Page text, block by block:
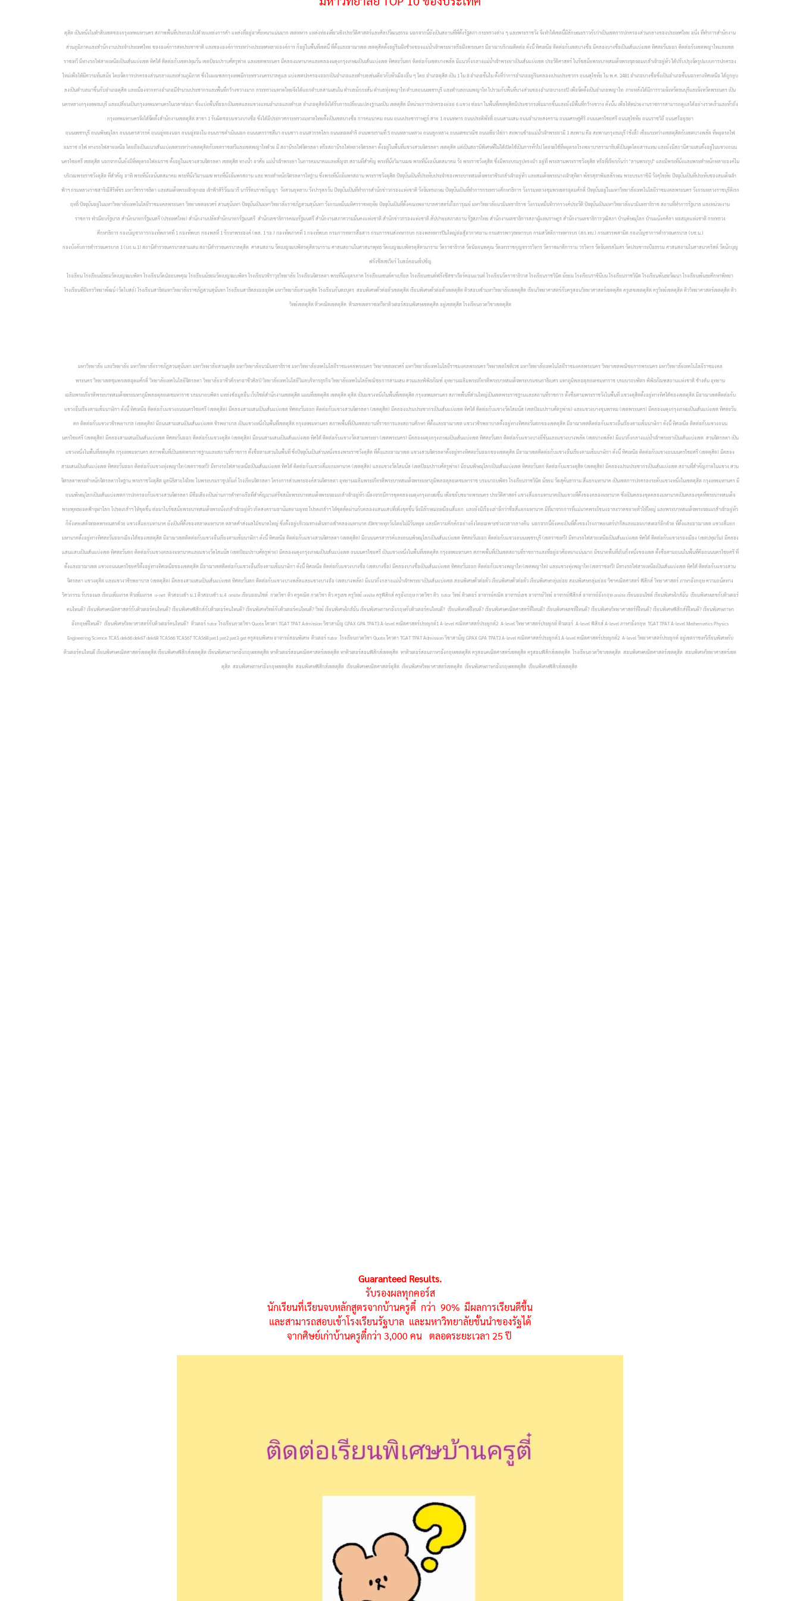
ดุสิต เป็นหนึ่งในห้าสิบเขตของกรุงเทพมหานคร สภาพพื้นที่ประกอบไปด้วยแหล่งการค้า แหล่งที่อยู่อาศัยหนาแน่นมาก เขตทหาร แหล่งท่องเที่ยวเชิงประวัติศาสตร์และศิลปวัฒนธรรม นอกจากนี้ยังเป็นสถานที่ที่ตั้งรัฐสภา กระทรวงต่าง ๆ และพระราชวัง จึงทำให้เขตนี้มีลักษณะราวกับว่าเป็นเขตการปกครองส่วนกลางของประเทศไทย อนึ่ง ที่ทำการสำนักงาน
ส่วนภูมิภาคและสำนักงานประจำประเทศไทย ขององค์การสหประชาชาติ และขององค์การระหว่างประเทศหลายองค์การ ก็อยู่ในพื้นที่เขตนี้ ที่ตั้งและอาณาเขต เขตดุสิตตั้งอยู่ริมฝั่งซ้ายของแม่น้ำเจ้าพระยาหรือฝั่งพระนคร มีอาณาบริเวณติดต่อ ดังนี้ ทิศเหนือ ติดต่อกับเขตบางซื่อ มีคลองบางซื่อเป็นเส้นแบ่งเขต ทิศตะวันออก ติดต่อกับเขตพญาไทและเขต
ราชเทวี มีทางรถไฟสายเหนือเป็นเส้นแบ่งเขต ทิศใต้ ติดต่อกับเขตปทุมวัน เขตป้อมปราบศัตรูพ่าย และเขตพระนคร มีคลองมหานาคและคลองผดุงกรุงเกษมเป็นเส้นแบ่งเขต ทิศตะวันตก ติดต่อกับเขตบางพลัด มีแนวกึ่งกลางแม่น้ำเจ้าพระยาเป็นเส้นแบ่งเขต ประวัติศาสตร์ ในรัชสมัยพระบาทสมเด็จพระจุลจอมเกล้าเจ้าอยู่หัว ได้ปรับปรุงจัดรูปแบบการปกครอง
ใหม่เพื่อให้มีความทันสมัย โดยจัดการปกครองส่วนกลางและส่วนภูมิภาค ซึ่งในมณฑลกรุงเทพมีกระทรวงนครบาลดูแล แบ่งเขตปกครองออกเป็นอำเภอและตำบลเช่นเดียวกับหัวเมืองอื่น ๆ โดย อำเภอดุสิต เป็น 1 ใน 8 อำเภอชั้นใน ตั้งที่ว่าการอำเภออยู่ริมคลองเปรมประชากร ถนนสุโขทัย ใน พ.ศ. 2481 อำเภอบางซื่อซึ่งเป็นอำเภอชั้นนอกทางทิศเหนือ ได้ถูกยุบ
ลงเป็นตำบลมาขึ้นกับอำเภอดุสิต และเนื่องจากทางอำเภอมีจำนวนประชากรและพื้นที่กว้างขวางมาก กระทรวงมหาดไทยจึงได้แยกตำบลสามเสนใน ตำบลมักกะสัน ตำบลทุ่งพญาไท ตำบลถนนเพชรบุรี และตำบลถนนพญาไท ไปรวมกับพื้นที่บางส่วนของอำเภอบางกะปิ เพื่อจัดตั้งเป็นอำเภอพญาไท ภายหลังได้มีการรวมจังหวัดธนบุรีและจังหวัดพระนคร เป็น
นครหลวงกรุงเทพธนบุรี และเปลี่ยนเป็นกรุงเทพมหานครในเวลาต่อมา ซึ่งแบ่งพื้นที่ออกเป็นเขตและแขวงแทนอำเภอและตำบล อำเภอดุสิตจึงได้รับการเปลี่ยนแปลงฐานะเป็น เขตดุสิต มีหน่วยการปกครองย่อย 6 แขวง ต่อมา ในพื้นที่เขตดุสิตมีประชากรเพิ่มมากขึ้นและยังมีพื้นที่กว้างขวาง ดังนั้น เพื่อให้หน่วยงานราชการสามารถดูแลได้อย่างรวดเร็วและทั่วถึง
กรุงเทพมหานครจึงได้จัดตั้งสำนักงานเขตดุสิต สาขา 1 รับผิดชอบแขวงบางซื่อ ซึ่งได้มีประกาศกระทรวงมหาดไทยตั้งเป็นเขตบางซื่อ การคมนาคม ถนน ถนนประชาราษฎร์ สาย 1 ถนนทหาร ถนนประดิพัทธิ์ ถนนสามเสน ถนนอำนวยสงคราม ถนนเศรษฐศิริ ถนนนครไชยศรี ถนนสุโขทัย ถนนราชวิถี ถนนศรีอยุธยา
ถนนเพชรบุรี ถนนพิษณุโลก ถนนนครสวรรค์ ถนนอู่ทองนอก ถนนอู่ทองใน ถนนราชดำเนินนอก ถนนนครราชสีมา ถนนขาว ถนนสวรรคโลก ถนนเทอดดำริ ถนนพระรามที่ 5 ถนนหลานหลวง ถนนลูกหลวง ถนนเตชะวณิช ถนนเขียวไข่กา สะพานข้ามแม่น้ำเจ้าพระยามี 1 สะพาน คือ สะพานกรุงธนบุรี (ซังฮี้) เชื่อมระหว่างเขตดุสิตกับเขตบางพลัด ที่หยุดรถไฟ
ยมราช ถไฟ ทางรถไฟสายเหนือ โดยถือเป็นแนวเส้นแบ่งเขตระหว่างเขตดุสิตกับเขตราชเทวีและเขตพญาไทด้วย มี สถานีรถไฟจิตรลดา หรือสถานีรถไฟหลวงจิตรลดา ตั้งอยู่ในพื้นที่แขวงสวนจิตรลดา เขตดุสิต แต่เป็นสถานีพิเศษที่ไม่ได้เปิดใช้เป็นการทั่วไป โดยจะใช้ที่หยุดรถโรงพยาบาลรามาธิบดีเป็นจุดโดยสารแทน และยังมีสถานีสามเสนตั้งอยู่ในแขวงถนน
นครไชยศรี เขตดุสิต นอกจากนั้นยังมีที่หยุดรถไฟยมราช ตั้งอยู่ในแขวงสวนจิตรลดา เขตดุสิต ทางน้ำ อาศัย แม่น้ำเจ้าพระยา ในการคมนาคมและสัญจร สถานที่สำคัญ พระที่นั่งวิมานเมฆ พระที่นั่งอนันตสมาคม วัง พระราชวังดุสิต ซึ่งมีพระบรมรูปทรงม้า อยู่ที่ พระลานพระราชวังดุสิต หรือที่เรียกกันว่า "ลานพระรูป" และมีพระที่นั่งและพระตำหนักหลายองค์ใน
บริเวณพระราชวังดุสิต ที่สำคัญ อาทิ พระที่นั่งอนันตสมาคม พระที่นั่งวิมานเมฆ พระที่นั่งอัมพรสถาน และ พระตำหนักจิตรลดารโหฐาน ซึ่งพระที่นั่งอัมพรสถาน พระราชวังดุสิต ปัจจุบันเป็นที่ประทับประจำของพระบาทสมเด็จพระวชิรเกล้าเจ้าอยู่หัว และสมเด็จพระนางเจ้าสุทิดา พัชรสุธาพิมลลักษณ พระบรมราชินี วังศุโขทัย ปัจจุบันเป็นที่ประทับของสมเด็จเจ้า
ฟ้าฯ กรมหลวงราชสาริณีสิริพัชร มหาวัชรราชธิดา และสมเด็จพระเจ้าลูกเธอ เจ้าฟ้าสิริวัณณวรี นารีรัตนราชกัญญา วังสวนกุหลาบ วังปารุสกวัน ปัจจุบันเป็นที่ทำการสำนักข่าวกรองแห่งชาติ วังจันทรเกษม ปัจจุบันเป็นที่ทำการกระทรวงศึกษาธิการ วังกรมหลวงชุมพรเขตรอุดมศักดิ์ ปัจจุบันอยู่ในมหาวิทยาลัยเทคโนโลยีราชมงคลพระนคร วังกรมหลวงราชบุรีดิเรก
ฤทธิ์ ปัจจุบันอยู่ในมหาวิทยาลัยเทคโนโลยีราชมงคลพระนคร วิทยาเขตเทเวศร์ สวนสุนันทา ปัจจุบันเป็นมหาวิทยาลัยราชภัฏสวนสุนันทา วังกรมหมื่นมหิศรราชหฤทัย ปัจจุบันเป็นที่ตั้งคณะพยาบาลศาสตร์เกื้อการุณย์ มหาวิทยาลัยนวมินทราธิราช วังกรมหมื่นทิวากรวงศ์ประวัติ ปัจจุบันเป็นมหาวิทยาลัยนวมินทราธิราชสถานที่ทำการรัฐบาล และหน่วยงาน
ราชการ ทำเนียบรัฐบาล สำนักนายกรัฐมนตรี (ประเทศไทย) สำนักงานปลัดสำนักนายกรัฐมนตรี สำนักเลขาธิการคณะรัฐมนตรีสำนักงานสภาความมั่นคงแห่งชาติสำนักข่าวกรองแห่งชาติสัปปายะสภาสถานรัฐสภาไทย สำนักงานเลขาธิการสภาผู้แทนราษฎร สำนักงานเลขาธิการวุฒิสภาบ้านพิษณุโลก บ้านมนังคศิลาหอสมุดแห่งชาติกระทรวง
ศึกษาธิการ กองบัญชาการกองทัพภาคที่ 1 กองทัพบก กองพลที่ 1 รักษาพระองค์ (พล. 1 รอ.) กองทัพภาคที่ 1 กองทัพบก กรมการทหารสื่อสาร กรมการขนส่งทหารบก กองพลทหารปืนใหญ่ต่อสู้อากาศยานกรมสรรพาวุธทหารบก กรมสวัสดิการทหารบก (สก.ทบ.) กรมสรรพสามิตกองบัญชาการตำรวจนครบาล (บช.น.)
กองบังคับการตำรวจนครบาล 1 (บก.น.1) สถานีตำรวจนครบาลสามเสนสถานีตำรวจนครบาลดุสิต ศาสนสถานวัดเบญจมบพิตรดุสิตวนารามศาสนสถานในศาสนาพุทธวัดเบญจมบพิตรดุสิตวนารามวัดราชาธิวาส วัดน้อยนพคุณ วัดเทวราชกุญชรวรวิหาร วัดราชผาติการาม วรวิหาร วัดจันทรสโมสร วัดประชาระบือธรรมศาสนสถานในศาสนาคริสต์วัดนักบุญ
ฟรังซีสเซเวียร์ โบสถ์คอนเซ็ปชัญ
โรงเรียน โรงเรียนมัธยมวัดเบญจมบพิตร โรงเรียนวัดน้อยนพคุณ โรงเรียนมัธยมวัดเบญจมบพิตร โรงเรียนวชิราวุธวิทยาลัย โรงเรียนจิตรลดา พระที่นั่งอุดรภาค โรงเรียนเซนต์คาเบรียล โรงเรียนเซนต์ฟรังซีสซาเวียร์คอนแวนต์ โรงเรียนวัดราชาธิวาส โรงเรียนราชวินิต มัธยม โรงเรียนราชินีบน โรงเรียนราชวินิต โรงเรียนพันธะวัฒนา โรงเรียนพันธะศึกษาพิทยา
โรงเรียนทีปังกรวิทยาพัฒน์ (วัดโบสถ์) โรงเรียนสาธิตมหาวิทยาลัยราชภัฏสวนสุนันทา โรงเรียนสาธิตละอออุทิศ มหาวิทยาลัยสวนดุสิต โรงเรียนกันตะบุตร สอนพิเศษตัวต่อตัวเขตดุสิต เรียนพิเศษตัวต่อตัวเขตดุสิต ติวสอบเข้ามหาวิทยาลัยเขตดุสิต เรียนวิทยาศาสตร์กับครูสอนวิทยาศาสตร์เขตดุสิต ครูเลขเขตดุสิต ครูวิทย์เขตดุสิต ติววิทยาศาสตร์เขตดุสิต ติว
วิทย์เขตดุสิต ติวคณิตเขตดุสิต ติวเลขเขตราชเทวีหาติวเตอร์สอนพิเศษเขตดุสิต อยู่เขตดุสิต โรงเรียนกวดวิชาเขตดุสิต
มหาวิทยาลัย และวิทยาลัย มหาวิทยาลัยราชภัฏสวนสุนันทา มหาวิทยาลัยสวนดุสิต มหาวิทยาลัยนวมินทราธิราช มหาวิทยาลัยเทคโนโลยีราชมงคลพระนคร วิทยาเขตเทเวศร์ มหาวิทยาลัยเทคโนโลยีราชมงคลพระนคร วิทยาเขตโชติเวช มหาวิทยาลัยเทคโนโลยีราชมงคลพระนคร วิทยาเขตพณิชยการพระนคร มหาวิทยาลัยเทคโนโลยีราชมงคล
พระนคร วิทยาเขตชุมพรเขตอุดมศักดิ์ วิทยาลัยเทคโนโลยีจิตรลดา วิทยาลัยอาชีวศึกษาอาชีวศิลป์ วิทยาลัยเทคโนโลยีวิมลบริหารธุรกิจ วิทยาลัยเทคโนโลยีพณิชยการสามเสนสวนและพิพิธภัณฑ์ อุทยานเฉลิมพระเกียรติพระบาทสมเด็จพระบรมชนกาธิเบศร มหาภูมิพลอดุลยเดชมหาราช บรมนาถบพิตร พิพิธภัณฑสถานแห่งชาติ ช้างต้น อุทยาน
เฉลิมพระเกียรติพระบาทสมเด็จพระมหาภูมิพลอดุลยเดชมหาราช บรมนาถบพิตร แหล่งข้อมูลอื่น เว็บไซต์สำนักงานเขตดุสิต แผนที่เขตดุสิต เขตดุสิตดุสิต เป็นแขวงหนึ่งในพื้นที่เขตดุสิต กรุงเทพมหานคร สภาพพื้นที่ส่วนใหญ่เป็นเขตพระราชฐานและสถานที่ราชการ ตั้งชื่อตามพระราชวังในพื้นที่ แขวงดุสิตตั้งอยู่ทางทิศใต้ของเขตดุสิต มีอาณาเขตติดต่อกับ
แขวงอื่นเรียงตามเข็มนาฬิกา ดังนี้ ทิศเหนือ ติดต่อกับแขวงถนนนครไชยศรี (เขตดุสิต) มีคลองสามเสนเป็นเส้นแบ่งเขต ทิศตะวันออก ติดต่อกับแขวงสวนจิตรลดา (เขตดุสิต) มีคลองเปรมประชากรเป็นเส้นแบ่งเขต ทิศใต้ ติดต่อกับแขวงวัดโสมนัส (เขตป้อมปราบศัตรูพ่าย) และแขวงบางขุนพรหม (เขตพระนคร) มีคลองผดุงกรุงเกษมเป็นเส้นแบ่งเขต ทิศตะวัน
ตก ติดต่อกับแขวงวชิรพยาบาล (เขตดุสิต) มีถนนสามเสนเป็นเส้นแบ่งเขตชิรพยาบาล เป็นแขวงหนึ่งในพื้นที่เขตดุสิต กรุงเทพมหานคร สภาพพื้นที่เป็นเขตสถานที่ราชการและสถานศึกษา ที่ตั้งและอาณาเขต แขวงวชิรพยาบาลตั้งอยู่ทางทิศตะวันตกของเขตดุสิต มีอาณาเขตติดต่อกับแขวงอื่นเรียงตามเข็มนาฬิกา ดังนี้ ทิศเหนือ ติดต่อกับแขวงถนน
นครไชยศรี (เขตดุสิต) มีคลองสามเสนเป็นเส้นแบ่งเขต ทิศตะวันออก ติดต่อกับแขวงดุสิต (เขตดุสิต) มีถนนสามเสนเป็นเส้นแบ่งเขต ทิศใต้ ติดต่อกับแขวงวัดสามพระยา (เขตพระนคร) มีคลองผดุงกรุงเกษมเป็นเส้นแบ่งเขต ทิศตะวันตก ติดต่อกับแขวงบางยี่ขันและแขวงบางพลัด (เขตบางพลัด) มีแนวกึ่งกลางแม่น้ำเจ้าพระยาเป็นเส้นแบ่งเขต สวนจิตรลดา เป็น
แขวงหนึ่งในพื้นที่เขตดุสิต กรุงเทพมหานคร สภาพพื้นที่เป็นเขตพระราชฐานและสถานที่ราชการ ตั้งชื่อตามสวนในพื้นที่ ซึ่งปัจจุบันเป็นส่วนหนึ่งของพระราชวังดุสิตที่ตั้งและอาณาเขตแขวงสวนจิตรลดาตั้งอยู่ทางทิศตะวันออกของเขตดุสิต มีอาณาเขตติดต่อกับแขวงอื่นเรียงตามเข็มนาฬิกา ดังนี้ทิศเหนือ ติดต่อกับแขวงถนนนครไชยศรี (เขตดุสิต) มีคลอง
สามเสนเป็นเส้นแบ่งเขตทิศตะวันออก ติดต่อกับแขวงทุ่งพญาไท (เขตราชเทวี) มีทางรถไฟสายเหนือเป็นเส้นแบ่งเขตทิศใต้ ติดต่อกับแขวงสี่แยกมหานาค (เขตดุสิต) และแขวงวัดโสมนัส (เขตป้อมปราบศัตรูพ่าย) มีถนนพิษณุโลกเป็นเส้นแบ่งเขตทิศตะวันตก ติดต่อกับแขวงดุสิต (เขตดุสิต) มีคลองเปรมประชากรเป็นเส้นแบ่งเขตสถานที่สำคัญภายในแขวง สวน
จิตรลดาพระตำหนักจิตรลดารโหฐาน พระราชวังดุสิตมูลนิธิสายใจไทย ในพระบรมราชูปถัมภ์โรงเรียนจิตรลดาโครงการส่วนพระองค์สวนจิตรลดาอุทยานเฉลิมพระเกียรติพระบาทสมเด็จพระมหาภูมิพลอดุลยเดชมหาราช บรมนาถบพิตร โรงเรียนราชวินิต มัธยมวัดสุคันธารามสี่แยกมหานาค เป็นเขตการปกครองระดับแขวงหนึ่งในเขตดุสิต กรุงเทพมหานคร มี
ถนนพิษณุโลกเป็นเส้นแบ่งเขตการปกครองกับแขวงสวนจิตรลดา มีชื่อเสียงเป็นย่านการค้าทางเรือที่สำคัญมาแต่รัชสมัยพระบาทสมเด็จพระจอมเกล้าเจ้าอยู่หัว เนื่องจากมีการขุดคลองผดุงกรุงเกษมขึ้น เพื่อขยับขยายพระนคร ประวัติศาสตร์ แขวงสี่แยกมหานาคเป็นแขวงที่ตั้งของคลองมหานาค ซึ่งเป็นคลองขุดคลองมหานาคเป็นคลองขุดที่พระบาทสมเด็จ
พระพุทธยอดฟ้าจุฬาโลก โปรดเกล้าฯ ให้ขุดขึ้น ต่อมาในรัชสมัยพระบาทสมเด็จพระนั่งเกล้าเจ้าอยู่หัว เกิดสงครามอานัมสยามยุทธ โปรดเกล้าฯ ให้ขุดตัดผ่านกับคลองแสนแสบที่เพิ่งขุดขึ้น จึงมีลักษณะเหมือนสี่แยก และยังมีเรื่องเล่าอีกว่าชื่อสี่แยกมหานาค มีที่มาจากการที่แม่นาคพระโขนงอาละวาดขยายตัวให้ใหญ่ และพระบาทสมเด็จพระจอมเกล้าเจ้าอยู่หัว
ก็ยังเคยเสด็จทอดพระเนตรด้วย แขวงสี่แยกมหานาค ยังเป็นที่ตั้งของตลาดมหานาค ตลาดค้าส่งผลไม้ขนาดใหญ่ ซึ่งตั้งอยู่บริเวณทางเดินทางเข้าคลองมหานาค เปิดขายทุกวันโดยไม่มีวันหยุด และมีความคึกคักอย่างยิ่งโดยเฉพาะช่วงเวลากลางคืน นอกจากนี้ยังเคยเป็นที่ตั้งของโรงภาพยนตร์ปารีสและแอมบาสเดอร์อีกด้วย ที่ตั้งและอาณาเขต แขวงสี่แยก
มหานาคตั้งอยู่ทางทิศตะวันออกเฉียงใต้ของเขตดุสิต มีอาณาเขตติดต่อกับแขวงอื่นเรียงตามเข็มนาฬิกา ดังนี้ ทิศเหนือ ติดต่อกับแขวงสวนจิตรลดา (เขตดุสิต) มีถนนนครสวรรค์และถนนพิษณุโลกเป็นเส้นแบ่งเขต ทิศตะวันออก ติดต่อกับแขวงถนนเพชรบุรี (เขตราชเทวี) มีทางรถไฟสายเหนือเป็นเส้นแบ่งเขต ทิศใต้ ติดต่อกับแขวงรองเมือง (เขตปทุมวัน) มีคลอง
แสนแสบเป็นเส้นแบ่งเขต ทิศตะวันตก ติดต่อกับแขวงคลองมหานาคและแขวงวัดโสมนัส (เขตป้อมปราบศัตรูพ่าย) มีคลองผดุงกรุงเกษมเป็นเส้นแบ่งเขตถนนนครไชยศรี เป็นแขวงหนึ่งในพื้นที่เขตดุสิต กรุงเทพมหานคร สภาพพื้นที่เป็นเขตสถานที่ราชการและที่อยู่อาศัยหนาแน่นมาก มีขนาดพื้นที่เกินกึ่งหนึ่งของเขต ตั้งชื่อตามถนนในพื้นที่คือถนนนครไชยศรี ที่
ตั้งและอาณาเขต แขวงถนนนครไชยศรีตั้งอยู่ทางทิศเหนือของเขตดุสิต มีอาณาเขตติดต่อกับแขวงอื่นเรียงตามเข็มนาฬิกา ดังนี้ ทิศเหนือ ติดต่อกับแขวงบางซื่อ (เขตบางซื่อ) มีคลองบางซื่อเป็นเส้นแบ่งเขต ทิศตะวันออก ติดต่อกับแขวงพญาไท (เขตพญาไท) และแขวงทุ่งพญาไท (เขตราชเทวี) มีทางรถไฟสายเหนือเป็นเส้นแบ่งเขต ทิศใต้ ติดต่อกับแขวงสวน
จิตรลดา แขวงดุสิต และแขวงวชิรพยาบาล (เขตดุสิต) มีคลองสามเสนเป็นเส้นแบ่งเขต ทิศตะวันตก ติดต่อกับแขวงบางพลัดและแขวงบางอ้อ (เขตบางพลัด) มีแนวกึ่งกลางแม่น้ำเจ้าพระยาเป็นเส้นแบ่งเขตสอนพิเศษตัวต่อตัว เรียนพิเศษตัวต่อตัว เรียนพิเศษกลุ่มย่อย สอนพิเศษกลุ่มย่อย วิชาคณิตศาสตร์ ฟิสิกส์ วิทยาศาสตร์ ภาษาอังกฤษ ความถนัดทาง
วิศวกรรม รับรองผล เรียนเพิ่มเกรด ติวเพิ่มเกรด o-net ติวสอบเข้า ม.1 ติวสอบเข้า ม.4 onsite เรียนออนไซต์ กวดวิชา ติว ครูคณิต กวดวิชา ติว ครูเลข ครูวิทย์ onsite ครูฟิสิกส์ ครูอังกฤษ กวดวิชา ติว tutor วิทย์ ติวเตอร์ อาจารย์คณิต อาจารย์เลข อาจารย์วิทย์ อาจารย์ฟิสิกส์ อาจารย์อังกฤษ onsite เรียนออนไซต์ เรียนพิเศษใกล้ฉัน เรียนพิเศษเลขกับติวเตอร์
คนไหนดี? เรียนพิเศษคณิตศาสตร์กับติวเตอร์คนไหนดี? เรียนพิเศษฟิสิกส์กับติวเตอร์คนไหนดี? เรียนพิเศษวิทย์กับติวเตอร์คนไหนดี? วิทย์ เรียนพิเศษใกล้ฉัน เรียนพิเศษภาษาอังกฤษกับติวเตอร์คนไหนดี? เรียนพิเศษที่ไหนดี? เรียนพิเศษคณิตศาสตร์ที่ไหนดี? เรียนพิเศษเลขที่ไหนดี? เรียนพิเศษวิทยาศาสตร์ที่ไหนดี? เรียนพิเศษฟิสิกส์ที่ไหนดี? เรียนพิเศษภาษา
อังกฤษที่ไหนดี? เรียนพิเศษวิทยาศาสตร์กับติวเตอร์คนไหนดี? ติวเตอร์ tutor โรงเรียนกวดวิชา Quota โควตา TGAT TPAT Admission วิชาสามัญ GPAX GPA TPAT3 A-level คณิตศาสตร์ประยุกต์1 A-level คณิตศาสตร์ประยุกต์2 A-level วิทยาศาสตร์ประยุกต์ ติวเตอร์ A-level ฟิสิกส์ A-level ภาษาอังกฤษ TGAT TPAT A-level Mathematics Physics
Engineering Science TCAS dek66 dek67 dek68 TCAS66 TCAS67 TCAS68 pat1 pat2 pat3 gat ครูสอนพิเศษ อาจารย์สอนพิเศษ ติวเตอร์ tutor โรงเรียนกวดวิชา Quota โควตา TGAT TPAT Admission วิชาสามัญ GPAX GPA TPAT3 A-level คณิตศาสตร์ประยุกต์1 A-level คณิตศาสตร์ประยุกต์2 A-level วิทยาศาสตร์ประยุกต์ อยู่เขตราชเทวีเรียนพิเศษกับ
ติวเตอร์คนไหนดี เรียนพิเศษคณิตศาสตร์เขตดุสิต เรียนพิเศษฟิสิกส์เขตดุสิต เรียนพิเศษภาษาอังกฤษเขตดุสิต หาติวเตอร์สอนคณิตศาสตร์เขตดุสิต หาติวเตอร์สอนฟิสิกส์เขตดุสิต หาติวเตอร์สอนภาษาอังกฤษเขตดุสิต ครูสอนคณิตศาสตร์เขตดุสิต ครูสอนฟิสิกส์เขตดุสิต โรงเรียนกวดวิชาเขตดุสิต สอนพิเศษคณิตศาสตร์เขตดุสิต สอนพิเศษวิทยาศาสตร์เขต
ดุสิต สอนพิเศษภาษาอังกฤษเขตดุสิต สอนพิเศษฟิสิกส์เขตดุสิต เรียนพิเศษคณิตศาสตร์ดุสิต เรียนพิเศษวิทยาศาสตร์เขตดุสิต เรียนพิเศษภาษาอังกฤษเขตดุสิต เรียนพิเศษฟิสิกส์เขตดุสิต
Guaranteed Results.
รับรองผลทุกคอร์ส
นักเรียนที่เรียนจบหลักสูตรจากบ้านครูตี๋ กว่า 90% มีผลการเรียนดีขึ้น
และสามารถสอบเข้าโรงเรียนรัฐบาล และมหาวิทยาลัยชั้นนำของรัฐได้
จากศิษย์เก่าบ้านครูตี๋กว่า 3,000 คน ตลอดระยะเวลา 25 ปี